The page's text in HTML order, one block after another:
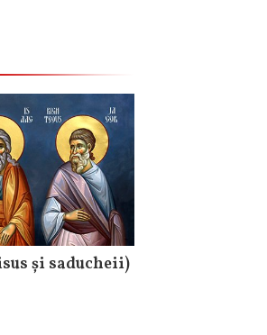
și saducheii)